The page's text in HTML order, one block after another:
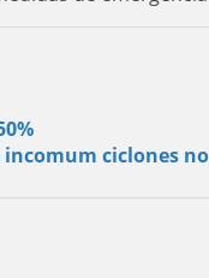
incomum ciclones